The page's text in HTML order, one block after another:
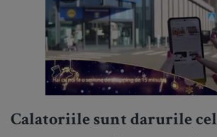
Calatoriile sunt darurile